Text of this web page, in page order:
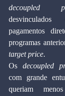
decoupled
pagamentos
target price.
Os decoupled
com grande
queriam